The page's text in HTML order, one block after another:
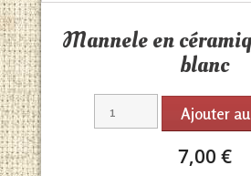
Mannele en
blanc
Ajouter
7,00 €